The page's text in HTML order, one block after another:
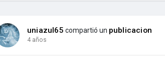
uniazul65 compartió un publicacion
4 años